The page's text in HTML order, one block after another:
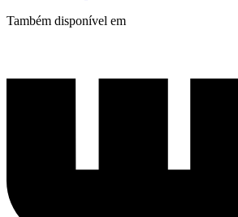
Também disponível em